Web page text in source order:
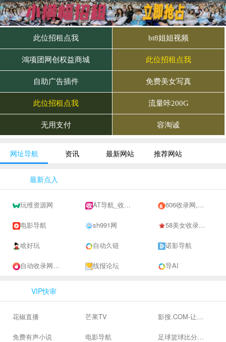
网址导航 资讯 最新网站 推荐网站
最新点入
玩维资源网 AT导航_收录网_免费收录网站_自动收录网_秒收录 606收录网,免费自动秒收录网址,提供自动收录,网站导航大全源码,自动链,友情链接交换。
电影导航 sh991网 58美女收录网-自动收录网站-流量交换-自动链
啥好玩 自动久链 诺影导航
自动收录网 - 自动秒收录-网站收录-收录网站-网址收录-秒收录 线报论坛 导AI
VIP快审
花椒直播 芒果TV 影搜.COM-让影视搜索变得简单
免费有声小说 电影导航 足球篮球比分、体育赛果直播|让足球滚一会